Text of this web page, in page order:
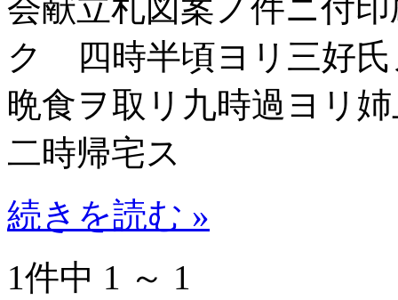
会献立札図案ノ件ニ付
ク 四時半頃ヨリ三好
晩食ヲ取リ九時過ヨリ
二時帰宅ス
続きを読む »
1件中 1 ～ 1